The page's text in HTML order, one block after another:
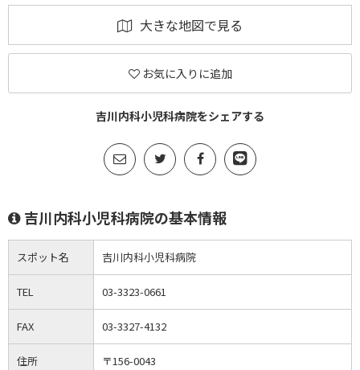
大きな地図で見る
お気に入りに追加
吉川内科小児科病院をシェアする
吉川内科小児科病院の基本情報
スポット名 吉川内科小児科病院
TEL 03-3323-0661
FAX 03-3327-4132
住所
〒156-0043